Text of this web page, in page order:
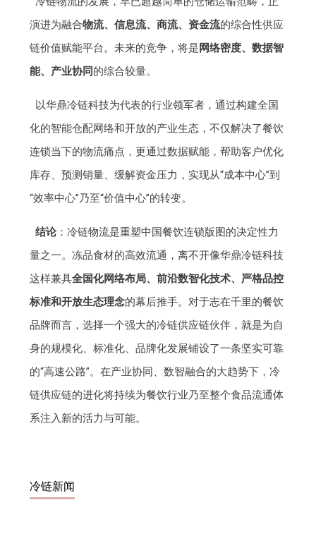
演进为融合物流、信息流、商流、资金流的综合性供应
链价值赋能平台。未来的竞争，将是 网络密度、数据智
能、产业协同 的综合较量。
以华鼎冷链科技为代表的行业领军者，通过构建全国
化的智能仓配网络和开放的产业生态，不仅解决了餐饮
连锁当下的物流痛点，更通过数据赋能，帮助客户优化
库存、预测销量、缓解资金压力，实现从“成本中心”到
“效率中心”乃至“价值中心”的转变。
结论：冷链物流是重塑中国餐饮连锁版图的决定性力
量之一。冻品食材的高效流通，离不开像华鼎冷链科技
这样兼具全国化网络布局、前沿数智化技术、严格品控
标准和开放生态理念的幕后推手。对于志在千里的餐饮
品牌而言，选择一个强大的冷链供应链伙伴，就是为自
身的规模化、标准化、品牌化发展铺设了一条坚实可靠
的“高速公路”。在产业协同、数智融合的大趋势下，冷
链供应链的进化将持续为餐饮行业乃至整个食品流通体
系注入新的活力与可能。
冷链新闻